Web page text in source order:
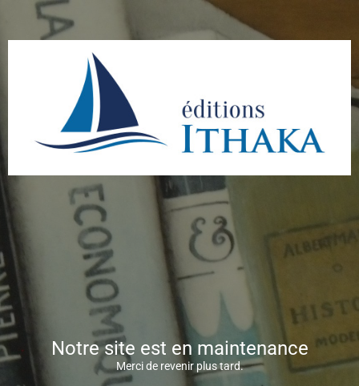
Notre site est en maintenance
Merci de revenir plus tard.